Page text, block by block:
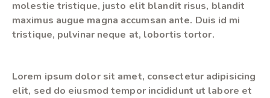
molestie tristique, justo elit blandit risus, blandit
maximus augue magna accumsan ante. Duis id mi
tristique, pulvinar neque at, lobortis tortor.
Lorem ipsum dolor sit amet, consectetur adipisicing
elit, sed do eiusmod tempor incididunt ut labore et